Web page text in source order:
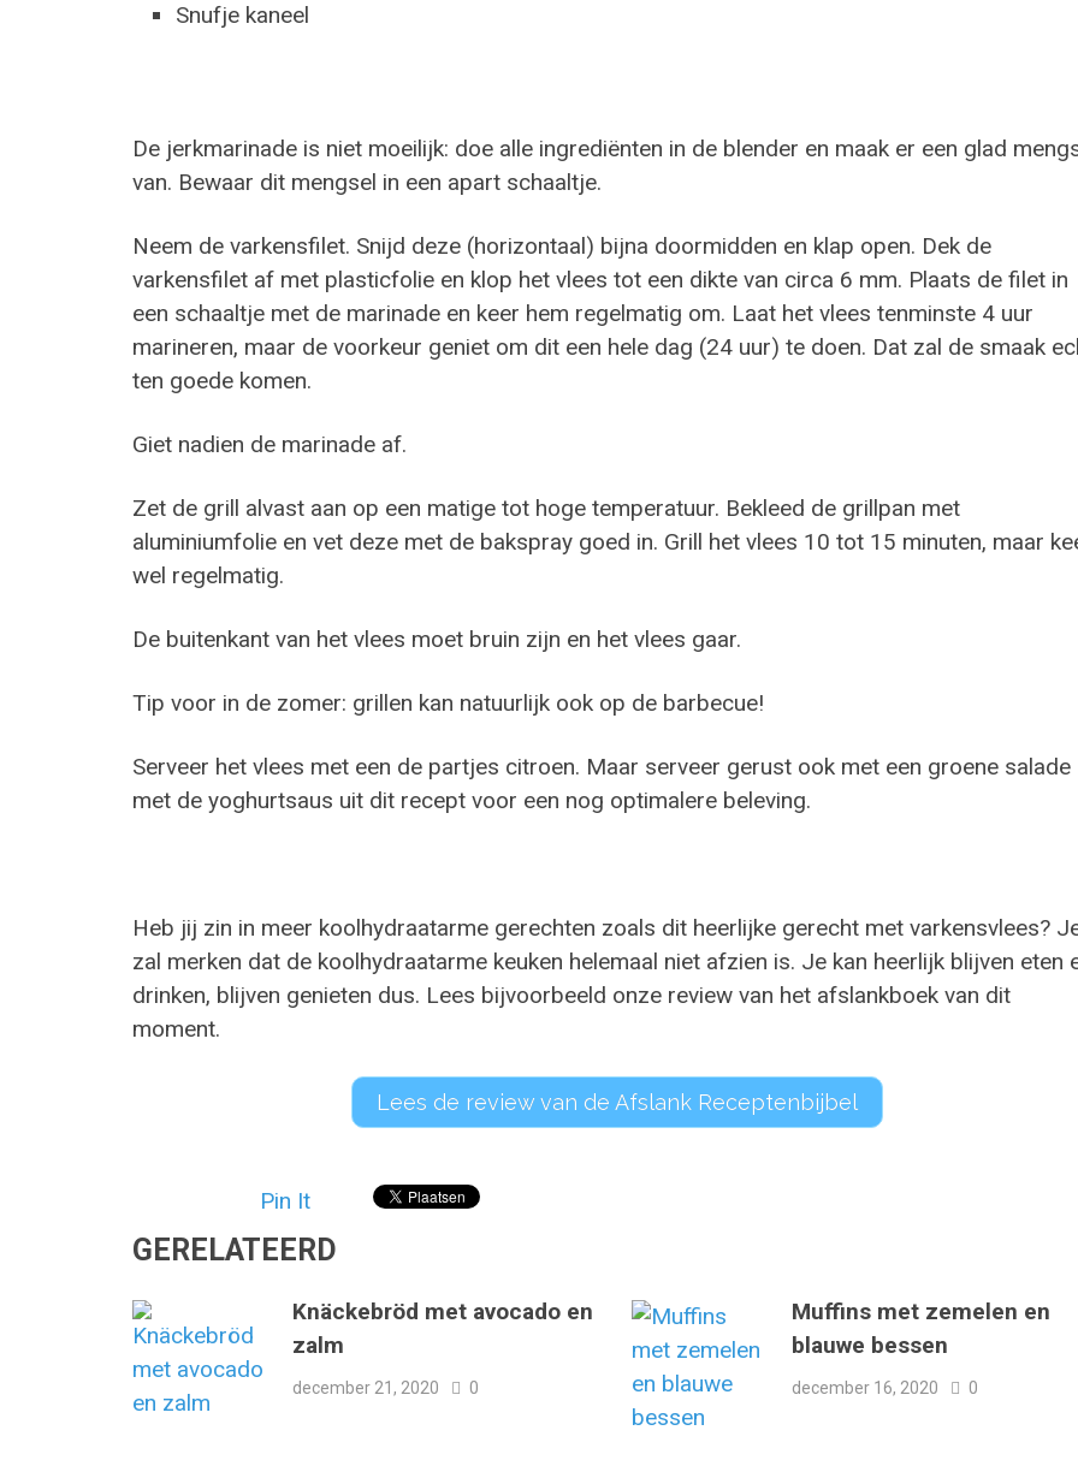
Snufje kaneel
De jerkmarinade is niet moeilijk: doe alle ingrediënten in de blender en maak er een glad
van. Bewaar dit mengsel in een apart schaaltje.
Neem de varkensfilet. Snijd deze (horizontaal) bijna doormidden en klap open. Dek de
varkensfilet af met plasticfolie en klop het vlees tot een dikte van circa 6 mm. Plaats de filet in
een schaaltje met de marinade en keer hem regelmatig om. Laat het vlees tenminste 4 uur
marineren, maar de voorkeur geniet om dit een hele dag (24 uur) te doen. Dat zal de smaak
ten goede komen.
Giet nadien de marinade af.
Zet de grill alvast aan op een matige tot hoge temperatuur. Bekleed de grillpan met
aluminiumfolie en vet deze met de bakspray goed in. Grill het vlees 10 tot 15 minuten, maar
wel regelmatig.
De buitenkant van het vlees moet bruin zijn en het vlees gaar.
Tip voor in de zomer: grillen kan natuurlijk ook op de barbecue!
Serveer het vlees met een de partjes citroen. Maar serveer gerust ook met een groene salade
met de yoghurtsaus uit dit recept voor een nog optimalere beleving.
Heb jij zin in meer koolhydraatarme gerechten zoals dit heerlijke gerecht met varkensvlees?
zal merken dat de koolhydraatarme keuken helemaal niet afzien is. Je kan heerlijk blijven eten
drinken, blijven genieten dus. Lees bijvoorbeeld onze review van het afslankboek van dit
moment.
Lees de review van de Afslank Receptenbijbel
Pin It
GERELATEERD
Knäckebröd met avocado en
zalm
december 21, 2020 0
Muffins met zemelen en
blauwe bessen
december 16, 2020 0